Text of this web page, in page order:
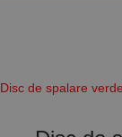
Disc de spalare